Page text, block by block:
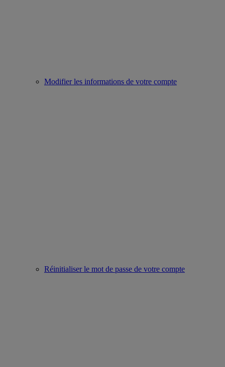
Modifier les informations de votre compte
Réinitialiser le mot de passe de votre compte